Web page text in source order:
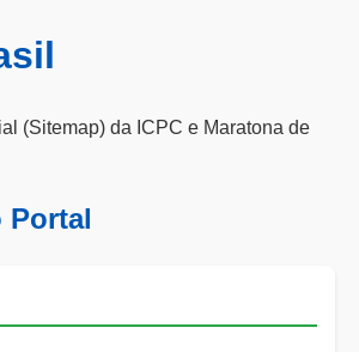
(Sitemap) da ICPC e Maratona de
Portal